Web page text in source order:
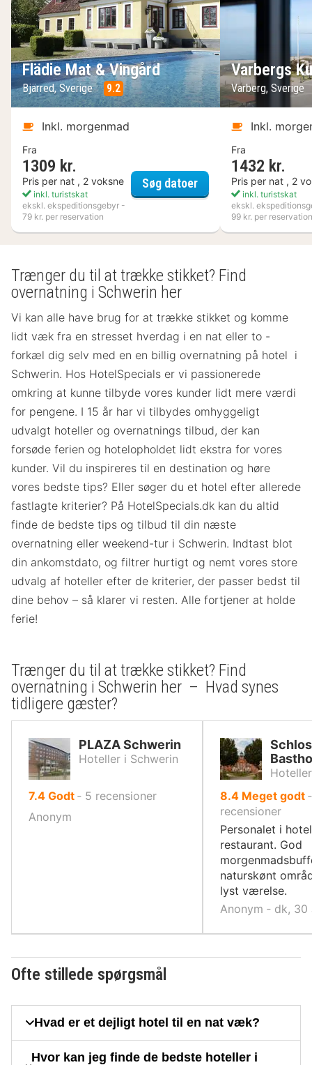
Flädie Mat & Vingård
Bjärred, Sverige 9.2
Inkl. morgenmad
Fra
1309 kr.
Pris per nat , 2 voksne
inkl. turistskat
ekskl. ekspeditionsgebyr -
79 kr. per reservation
Søg datoerFlädie Mat & Vingård
Varbergs
Varberg, Sverige
Inkl.
Fra
1432 kr.
Pris per nat , 2
inkl. turistskat
ekskl.
99 kr. per reservation
Trænger du til at trække stikket? Find
overnatning i Schwerin her
Vi kan alle have brug for at trække stikket og komme
lidt væk fra en stresset hverdag i en nat eller to -
forkæl dig selv med en en billig overnatning på hotel i
Schwerin. Hos HotelSpecials er vi passionerede
omkring at kunne tilbyde vores kunder lidt mere værdi
for pengene. I 15 år har vi tilbydes omhyggeligt
udvalgt hoteller og overnatnings tilbud, der kan
forsøde ferien og hotelopholdet lidt ekstra for vores
kunder. Vil du inspireres til en destination og høre
vores bedste tips? Eller søger du et hotel efter allerede
fastlagte kriterier? På HotelSpecials.dk kan du altid
finde de bedste tips og tilbud til din næste
overnatning eller weekend-tur i Schwerin. Indtast blot
din ankomstdato, og filtrer hurtigt og nemt vores store
udvalg af hoteller efter de kriterier, der passer bedst til
dine behov – så klarer vi resten. Alle fortjener at holde
ferie!
Trænger du til at trække stikket? Find
overnatning i Schwerin her – Hvad synes
tidligere gæster?
PLAZA Schwerin
Hoteller i Schwerin
7.4ud
10,
Godt ‐ 5 recensioner
Anonym
8.4ud
af
10,
Meget godt
recensioner
Personalet i
restaurant. God
naturskønt
lyst værelse.
Anonym ‐ dk,
Ofte stillede spørgsmål
Hvad er et dejligt hotel til en nat væk?
Hvor kan jeg finde de bedste hoteller i